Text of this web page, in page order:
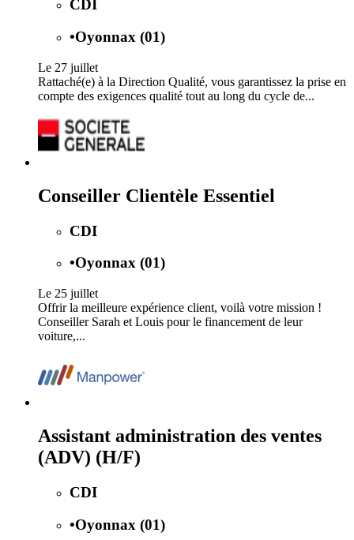
CDI
•Oyonnax (01)
Le 27 juillet
Rattaché(e) à la Direction Qualité, vous garantissez la prise en
compte des exigences qualité tout au long du cycle de...
Conseiller Clientèle Essentiel
CDI
•Oyonnax (01)
Le 25 juillet
Offrir la meilleure expérience client, voilà votre mission !
Conseiller Sarah et Louis pour le financement de leur
voiture,...
Assistant administration des ventes
(ADV) (H/F)
CDI
•Oyonnax (01)